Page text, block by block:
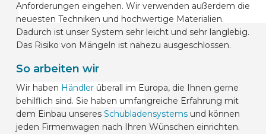
Anforderungen eingehen. Wir verwenden außerdem die
neuesten Techniken und hochwertige Materialien.
Dadurch ist unser System sehr leicht und sehr langlebig.
Das Risiko von Mängeln ist nahezu ausgeschlossen.
So arbeiten wir
Wir haben Händlerüberall im Europa, die Ihnen gerne
behilflich sind. Sie haben umfangreiche Erfahrung mit
dem Einbau unseres Schubladensystemsund können
jeden Firmenwagen nach Ihren Wünschen einrichten.